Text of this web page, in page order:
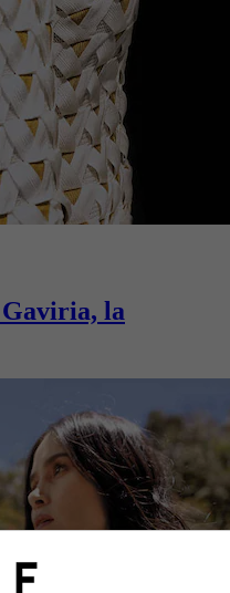
Gaviria, la